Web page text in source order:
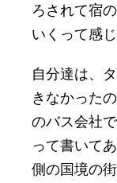
ろされて宿
いくって感じ
自分達は、
きなかった
のバス会社
って書いて
側の国境の